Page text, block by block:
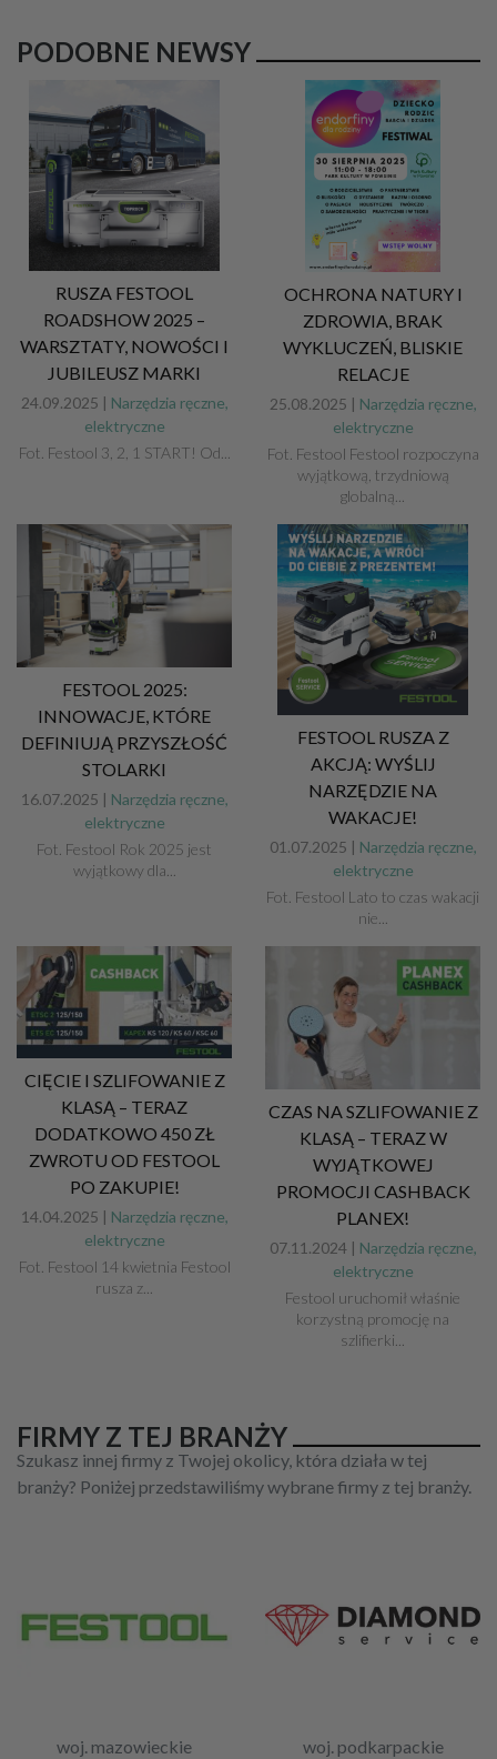
PODOBNE NEWSY
RUSZA FESTOOL
ROADSHOW 2025 –
WARSZTATY, NOWOŚCI I
JUBILEUSZ MARKI
24.09.2025 | Narzędzia ręczne,
elektryczne
Fot. Festool 3, 2, 1 START! Od...
OCHRONA NATURY I
ZDROWIA, BRAK
WYKLUCZEŃ, BLISKIE
RELACJE
25.08.2025 | Narzędzia ręczne,
elektryczne
Fot. Festool Festool rozpoczyna
wyjątkową, trzydniową
globalną...
FESTOOL 2025:
INNOWACJE, KTÓRE
DEFINIUJĄ PRZYSZŁOŚĆ
STOLARKI
16.07.2025 | Narzędzia ręczne,
elektryczne
Fot. Festool Rok 2025 jest
wyjątkowy dla...
FESTOOL RUSZA Z
AKCJĄ: WYŚLIJ
NARZĘDZIE NA
WAKACJE!
01.07.2025 | Narzędzia ręczne,
elektryczne
Fot. Festool Lato to czas wakacji
nie...
CIĘCIE I SZLIFOWANIE Z
KLASĄ – TERAZ
DODATKOWO 450 ZŁ
ZWROTU OD FESTOOL
PO ZAKUPIE!
14.04.2025 | Narzędzia ręczne,
elektryczne
Fot. Festool 14 kwietnia Festool
rusza z...
CZAS NA SZLIFOWANIE Z
KLASĄ – TERAZ W
WYJĄTKOWEJ
PROMOCJI CASHBACK
PLANEX!
07.11.2024 | Narzędzia ręczne,
elektryczne
Festool uruchomił właśnie
korzystną promocję na
szlifierki...
FIRMY Z TEJ BRANŻY
Szukasz innej firmy z Twojej okolicy, która działa w tej
branży? Poniżej przedstawiliśmy wybrane firmy z tej branży.
woj. mazowieckie woj. podkarpackie